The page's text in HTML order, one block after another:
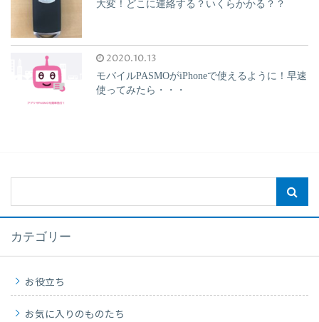
大変！どこに連絡する？いくらかかる？？
2020.10.13
モバイルPASMOがiPhoneで使えるように！早速
使ってみたら・・・
カテゴリー
お役立ち
お気に入りのものたち